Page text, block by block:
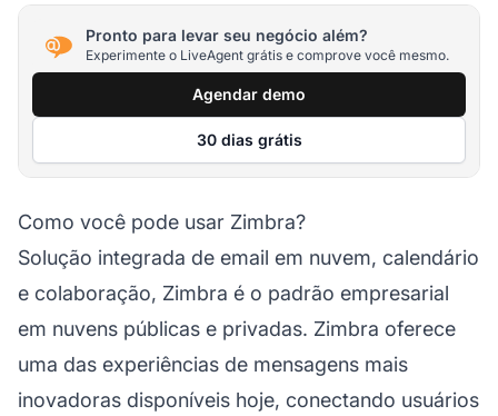
Pronto para levar seu negócio além?
Experimente o LiveAgent grátis e comprove você mesmo.
Agendar demo
30 dias grátis
Como você pode usar Zimbra?
Solução integrada de email em nuvem, calendário
e colaboração, Zimbra é o padrão empresarial
em nuvens públicas e privadas. Zimbra oferece
uma das experiências de mensagens mais
inovadoras disponíveis hoje, conectando usuários